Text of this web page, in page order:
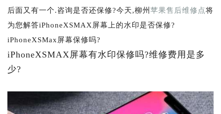
后面又有一个.咨询是否还保修?今天,柳州 苹果售后维修点将
为您解答iPhoneXSMAX屏幕上的水印是否保修?
iPhoneXSMax屏幕保修吗?
iPhoneXSMAX屏幕有水印保修吗?维修费用是多
少?